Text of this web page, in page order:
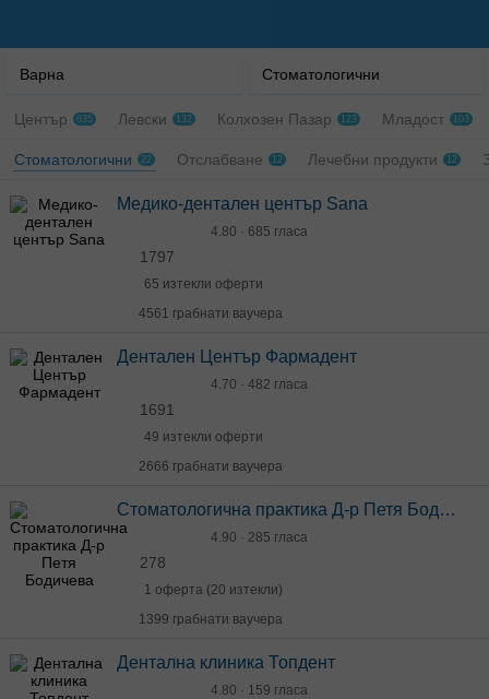
Варна Стоматологични
Център 635 Левски 132 Колхозен Пазар 123 Младост 103
Стоматологични 22 Отслабване 12 Лечебни продукти 12
Медико-дентален център Sana
4.80 · 685 гласа
1797
65 изтекли оферти
4561 грабнати ваучера
Дентален Център Фармадент
4.70 · 482 гласа
1691
49 изтекли оферти
2666 грабнати ваучера
Стоматологична практика Д-р Петя Бодичева
4.90 · 285 гласа
278
1 оферта (20 изтекли)
1399 грабнати ваучера
Дентална клиника Топдент
4.80 · 159 гласа